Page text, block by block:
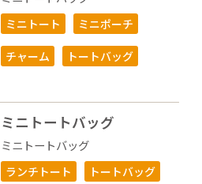
ミニトート ミニポーチ
チャーム トートバッグ
ミニトートバッグ
ミニトートバッグ
ランチトート トートバッグ